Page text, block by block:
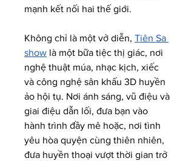
mạnh kết nối hai thế giới.
Không chỉ là một vở diễn, Tiên Sa
show là một bữa tiệc thị giác, nơi
nghệ thuật múa, nhạc kịch, xiếc
và công nghệ sân khấu 3D huyền
ảo hội tụ. Nơi ánh sáng, vũ điệu và
giai điệu dẫn lối, đưa bạn vào
hành trình đầy mê hoặc, nơi tình
yêu hòa quyện cùng thiên nhiên,
đưa huyền thoại vượt thời gian trở